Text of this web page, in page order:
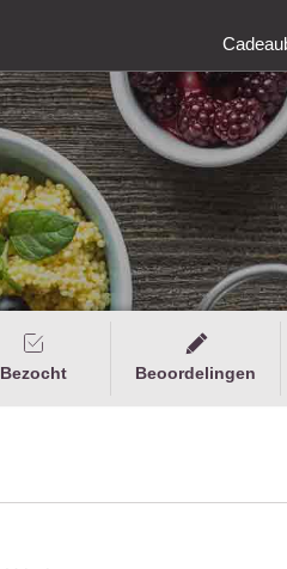
Bezocht Beoordelingen